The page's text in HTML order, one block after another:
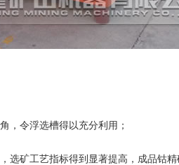
，令浮选槽得以充分利用；
矿工艺指标得到显著提高，成品钴精